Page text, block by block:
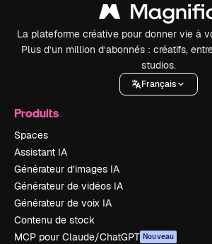
La plateforme créative pour donner vie à
Plus d’un million d’abonnés : créatifs,
studios.
Français
Produits
Spaces
Assistant IA
Générateur d’images IA
Générateur de vidéos IA
Générateur de voix IA
Contenu de stock
MCP pour Claude/ChatGPT Nouveau